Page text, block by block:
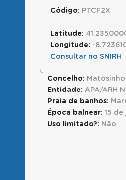
Código: PTCF2X
Latitude:
Longitude: -
Consultar no SNIRH
Concelho:
Entidade: APA/ARH
Praia de banhos:
Época balnear: 15 de
Uso limitado?: Não